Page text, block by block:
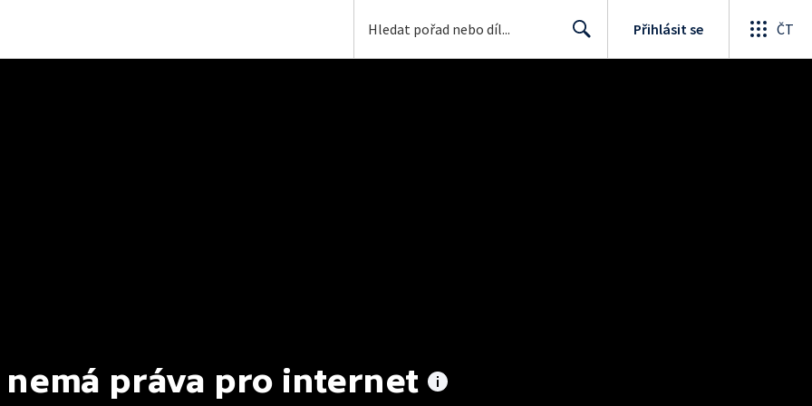
Přihlásit se ČT
nemá práva pro internet